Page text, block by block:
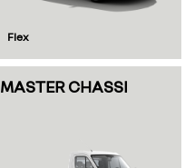
Flex
MASTER CHASSI